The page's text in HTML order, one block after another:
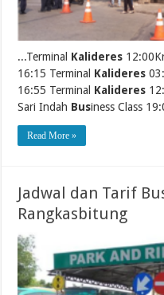
...Terminal Kalideres
16:15 Terminal Kalideres
16:55 Terminal Kalideres
Sari Indah Business Class
Read More »
Jadwal dan Tarif
Rangkasbitung